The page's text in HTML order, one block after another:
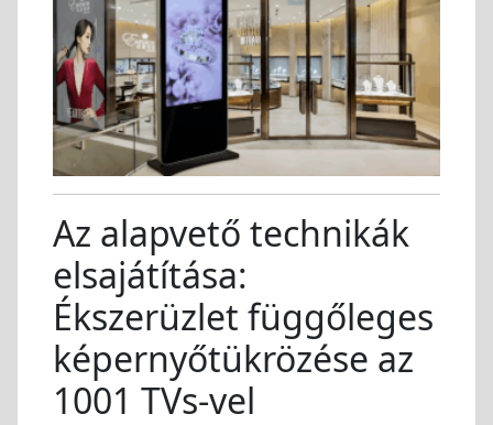
Az alapvető technikák
elsajátítása:
Ékszerüzlet függőleges
képernyőtükrözése az
1001 TVs-vel